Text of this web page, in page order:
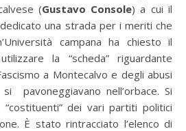
(Gustavo Console) a cui il
una strada per i meriti che
campana ha chiesto il
la “scheda” riguardante
a Montecalvo e degli abusi
pavoneggiavano nell’orbace. Si
dei vari partiti politici
È stato rintracciato l’elenco di